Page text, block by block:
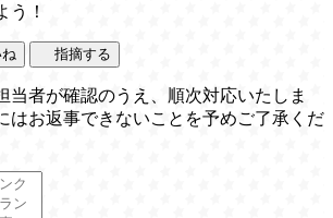
う！
指摘する
当者が確認のうえ、順次対応いたしま
はお返事できないことを予めご了承くだ